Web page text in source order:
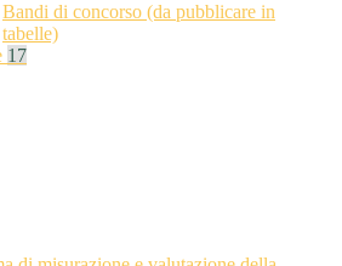
Bandi di concorso (da pubblicare in
tabelle)
17